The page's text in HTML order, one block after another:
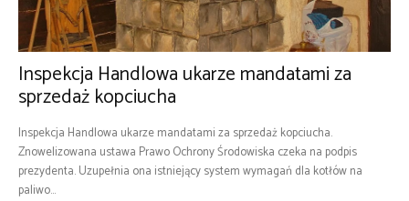
Inspekcja Handlowa ukarze mandatami za
sprzedaż kopciucha
Inspekcja Handlowa ukarze mandatami za sprzedaż kopciucha.
Znowelizowana ustawa Prawo Ochrony Środowiska czeka na podpis
prezydenta. Uzupełnia ona istniejący system wymagań dla kotłów na
paliwo...